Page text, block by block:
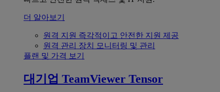
더 알아보기
원격 지원 즉각적이고 안전한 지원 제공
원격 관리 장치 모니터링 및 관리
플랜 및 가격 보기
대기업 TeamViewer Tensor